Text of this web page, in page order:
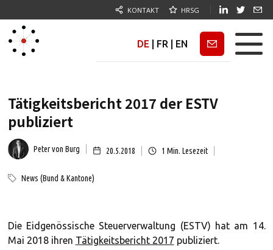
KONTAKT HRSG
DE FR EN Newsletter
Tätigkeitsbericht 2017 der ESTV
publiziert
Peter von Burg 20.5.2018 1 Min. Lesezeit
News (Bund & Kantone)
Die Eidgenössische Steuerverwaltung (ESTV) hat am 14.
Mai 2018 ihren Tätigkeitsbericht 2017 publiziert.